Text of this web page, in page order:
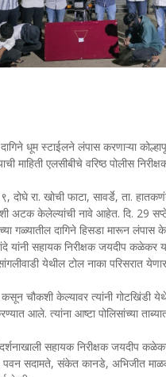
धूम स्टाईलने लंपास करणाऱ्या
एलसीबीचे वरिष्ठ पोलीस
रा. खोची फाटा, सावर्डे, ता.
अटक केलेल्यांची नावे आहेत. दि. 29
गळ्यातील दागिने हिसडा मारून लंपास
शिंदे यांनी सहायक निरीक्षक जयदीप
येथील टोल नाका परिसरात
चौकशी केल्यावर त्यांनी गोटखिंडी येथे
आले. त्यांना आष्टा पोलिसांच्या
सहायक निरीक्षक
पवन सदामते, संकेत कानडे, अभिजीत